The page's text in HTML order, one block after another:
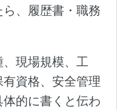
、履歴書・職務
現場規模、工
資格、安全管理
的に書くと伝わ